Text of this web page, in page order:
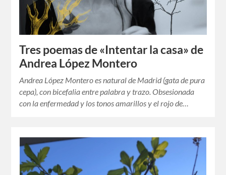
Tres poemas de «Intentar la casa» de
Andrea López Montero
Andrea López Montero es natural de Madrid (gata de pura
cepa), con bicefalia entre palabra y trazo. Obsesionada
con la enfermedad y los tonos amarillos y el rojo de…